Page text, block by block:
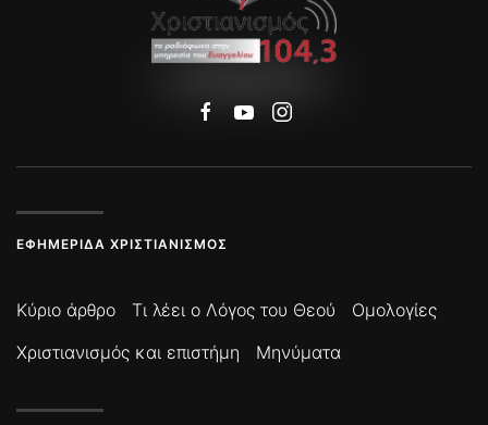
ΕΦΗΜΕΡΊΔΑ ΧΡΙΣΤΙΑΝΙΣΜΌΣ
Κύριο άρθρο Τι λέει ο Λόγος του Θεού
Ομολογίες
Χριστιανισμός και επιστήμη
Μηνύματα